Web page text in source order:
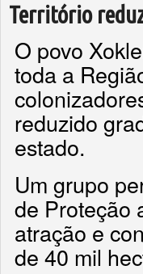
Território
O povo
toda a
reduzido
estado.
Um grupo
de Proteção
atração e
de 40 mil